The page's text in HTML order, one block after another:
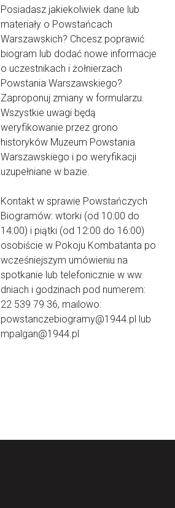
Posiadasz jakiekolwiek dane lub
materiały o Powstańcach
Warszawskich? Chcesz poprawić
biogram lub dodać nowe informacje
o uczestnikach i żołnierzach
Powstania Warszawskiego?
Zaproponuj zmiany w formularzu.
Wszystkie uwagi będą
weryfikowanie przez grono
historyków Muzeum Powstania
Warszawskiego i po weryfikacji
uzupełniane w bazie.
Kontakt w sprawie Powstańczych
Biogramów: wtorki (od 10:00 do
14:00) i piątki (od 12:00 do 16:00)
osobiście w Pokoju Kombatanta po
wcześniejszym umówieniu na
spotkanie lub telefonicznie w ww.
dniach i godzinach pod numerem:
22 539 79 36, mailowo:
powstanczebiogramy@1944.pl lub
mpalgan@1944.pl